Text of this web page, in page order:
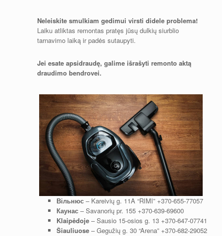
Neleiskite smulkiam gedimui virsti didele problema!
Laiku atliktas remontas pratęs jūsų dulkių siurblio
tarnavimo laiką ir padės sutaupyti.
Jei esate apsidraudę, galime išrašyti remonto aktą
draudimo bendrovei.
Вільнюс– Kareivių g. 11A “RIMI” +370-655-77057
Каунас– Savanorių pr. 155 +370-639-69600
Klaipėdoje– Sausio 15-osios g. 13 +370-647-07741
Šiauliuose– Gegužių g. 30 “Arena” +370-682-29052